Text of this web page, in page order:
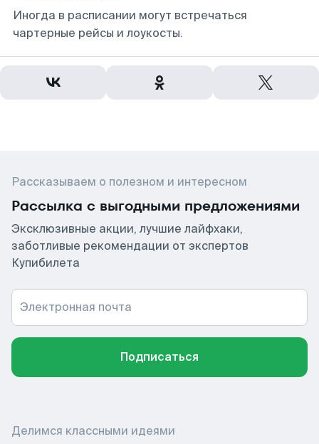
Иногда в расписании могут встречаться
чартерные рейсы и лоукосты.
Рассказываем о полезном и интересном
Рассылка с выгодными предложениями
Эксклюзивные акции, лучшие лайфхаки,
заботливые рекомендации от экспертов
Купибилета
Электронная почта
Подписаться
Делимся классными идеями